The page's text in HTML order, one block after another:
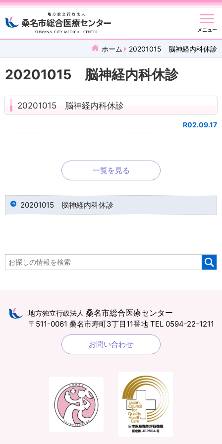
メニュー
ホーム 20201015 脳神経内科休診
20201015 脳神経内科休診
20201015 脳神経内科休診
R02.09.17
一覧を見る
20201015 脳神経内科休診
地方独立行政法人 桑名市総合医療センター
〒511-0061 桑名市寿町3丁目11番地 TEL 0594-22-1211
お問い合わせ